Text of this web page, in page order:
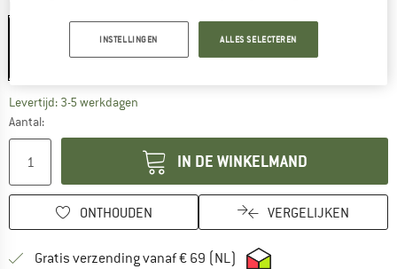
Levertijd: 3-5 werkdagen
Aantal:
IN DE WINKELMAND
ONTHOUDEN VERGELIJKEN
Gratis verzending vanaf € 69 (NL) Vind hier de
INSTELLINGEN ALLES SELECTEREN